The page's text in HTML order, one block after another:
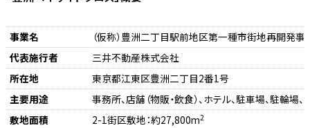
事業名
（仮称）豊洲二丁目駅前地区第一種市街地再開発
代表施行者
三井不動産株式会社
所在地
東京都江東区豊洲二丁目2番1号
主要用途
事務所、店舗（物販・飲食）、ホテル、駐車場、駐輪場
敷地面積
2-1街区敷地：約27,800m2